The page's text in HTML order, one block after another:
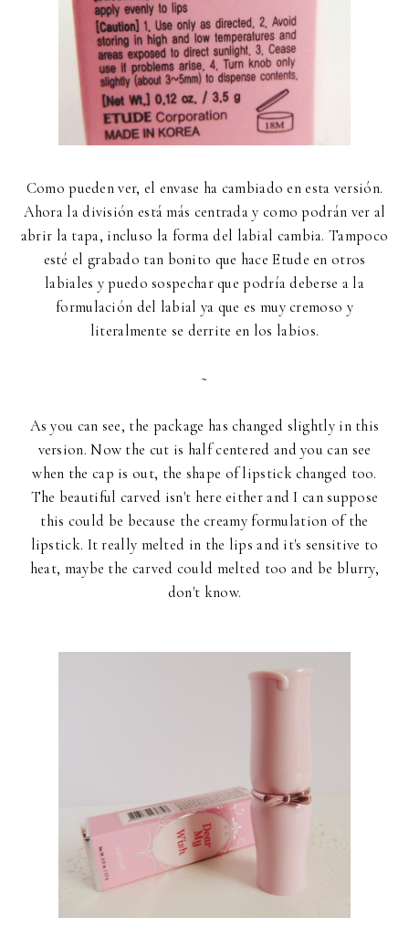
Como pueden ver, el envase ha cambiado en esta versión.
Ahora la división está más centrada y como podrán ver al
abrir la tapa, incluso la forma del labial cambia. Tampoco
esté el grabado tan bonito que hace Etude en otros
labiales y puedo sospechar que podría deberse a la
formulación del labial ya que es muy cremoso y
literalmente se derrite en los labios.
~
As you can see, the package has changed slightly in this
version. Now the cut is half centered and you can see
when the cap is out, the shape of lipstick changed too.
The beautiful carved isn't here either and I can suppose
this could be because the creamy formulation of the
lipstick. It really melted in the lips and it's sensitive to
heat, maybe the carved could melted too and be blurry,
don't know.